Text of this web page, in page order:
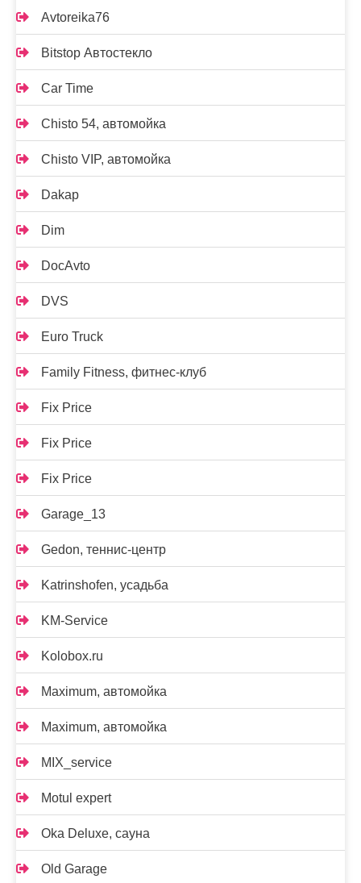
Avtoreika76
Bitstop Автостекло
Car Time
Chisto 54, автомойка
Chisto VIP, автомойка
Dakap
Dim
DocAvto
DVS
Euro Truck
Family Fitness, фитнес-клуб
Fix Price
Fix Price
Fix Price
Garage_13
Gedon, теннис-центр
Katrinshofen, усадьба
KM-Service
Kolobox.ru
Maximum, автомойка
Maximum, автомойка
MIX_service
Motul expert
Oka Deluxe, сауна
Old Garage